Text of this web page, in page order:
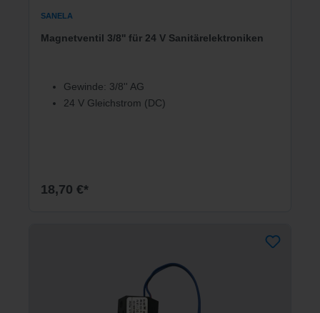
SANELA
Magnetventil 3/8'' für 24 V Sanitärelektroniken
Gewinde: 3/8'' AG
24 V Gleichstrom (DC)
18,70 €*